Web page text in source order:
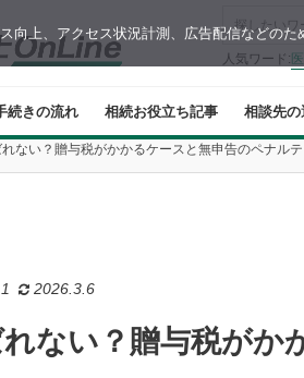
人気ワード:
続きの流れ 相続お役立ち記事 相談先の
ない？贈与税がかかるケースと無申告のペナルテ
2026.3.6
ない？贈与税がか
向上、アクセス状況計測、広告配信などの